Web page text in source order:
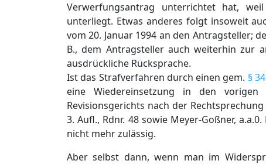
Verwerfungsantrag unterrichtet hat,
unterliegt. Etwas anderes folgt insoweit
vom 20. Januar 1994 an den Antragsteller;
B., dem Antragsteller auch weiterhin zur
ausdrückliche Rücksprache.
Ist das Strafverfahren durch einen gem. §
eine Wiedereinsetzung in den
Revisionsgerichts nach der
3. Aufl., Rdnr. 48 sowie Meyer-Goßner,
nicht mehr zulässig.
Aber selbst dann, wenn man im